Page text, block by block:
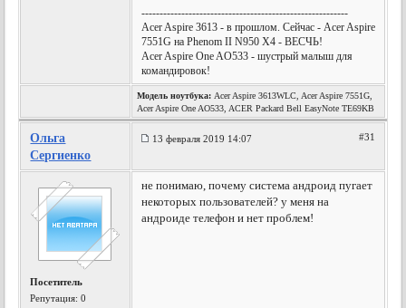
---------------------------------------------------------
Acer Aspire 3613 - в прошлом. Сейчас - Acer Aspire
7551G на Phenom II N950 X4 - ВЕСЧЬ!
Acer Aspire One AO533 - шустрый малыш для
командировок!
Модель ноутбука: Acer Aspire 3613WLC, Acer Aspire 7551G,
Acer Aspire One AO533, ACER Packard Bell EasyNote TE69KB
Ольга
Сергиенко
13 февраля 2019 14:07 #31
Посетитель
Репутация:0
не понимаю, почему система андроид пугает
некоторых пользователей? у меня на
андроиде телефон и нет проблем!